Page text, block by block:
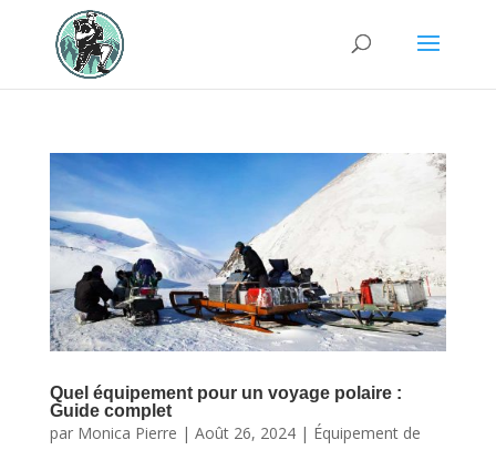
Quel équipement pour un voyage polaire :
Guide complet
par Monica Pierre | Août 26, 2024| Équipement de